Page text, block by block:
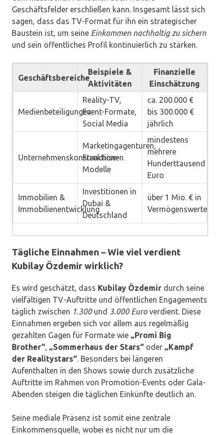
Geschäftsfelder erschließen kann. Insgesamt lässt sich
sagen, dass das TV-Format für ihn ein strategischer
Baustein ist, um seine Einkommen nachhaltig zu sichern
und sein öffentliches Profil kontinuierlich zu stärken.
Geschäftsbereiche
Beispiele &
Aktivitäten
Finanzielle
Einschätzung
Medienbeteiligungen
Reality-TV,
Event-Formate,
Social Media
ca. 200.000 €
bis 300.000 €
jährlich
Unternehmenskonstruktionen
Marketingagenturen,
Franchise-
Modelle
mindestens
mehrere
Hunderttausend
Euro
Immobilien &
Immobilienentwicklung
Investitionen in
Dubai &
Deutschland
über 1 Mio. € in
Vermögenswerten
Tägliche Einnahmen – Wie viel verdient
Kubilay Özdemir wirklich?
Es wird geschätzt, dass Kubilay Özdemir durch seine
vielfältigen TV-Auftritte und öffentlichen Engagements
täglich zwischen 1.300und 3.000 Euroverdient. Diese
Einnahmen ergeben sich vor allem aus regelmäßig
gezahlten Gagen für Formate wie „Promi Big
Brother“, „Sommerhaus der Stars“ oder „Kampf
der Realitystars“. Besonders bei längeren
Aufenthalten in den Shows sowie durch zusätzliche
Auftritte im Rahmen von Promotion-Events oder Gala-
Abenden steigen die täglichen Einkünfte deutlich an.
Seine mediale Präsenz ist somit eine zentrale
Einkommensquelle, wobei es nicht nur um die